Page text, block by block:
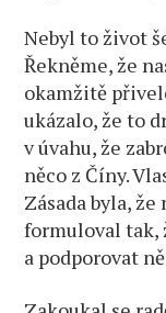
Nebyl to život
Řekněme, že
okamžitě
ukázalo, že to
v úvahu, že
něco z Číny.
Zásada byla,
formuloval tak,
a podporovat